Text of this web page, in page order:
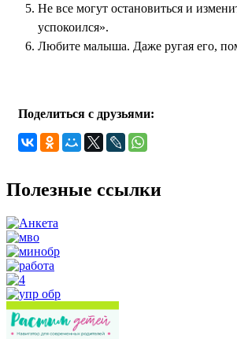
Не все могут остановиться и
успокоился».
Любите малыша. Даже ругая его,
Поделиться с друзьями:
Полезные ссылки